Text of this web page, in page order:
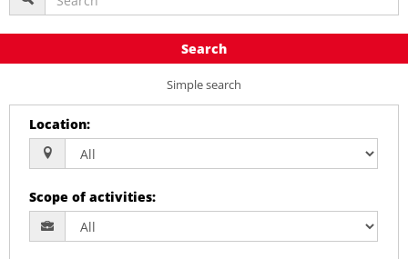
Search
Simple search
Location:
Scope of activities: